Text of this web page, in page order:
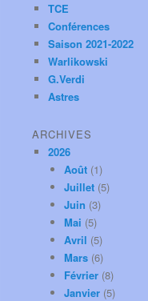
TCE
Conférences
Saison 2021-2022
Warlikowski
G.Verdi
Astres
ARCHIVES
2026
Août (1)
Juillet (5)
Juin (3)
Mai (5)
Avril (5)
Mars (6)
Février (8)
Janvier (5)